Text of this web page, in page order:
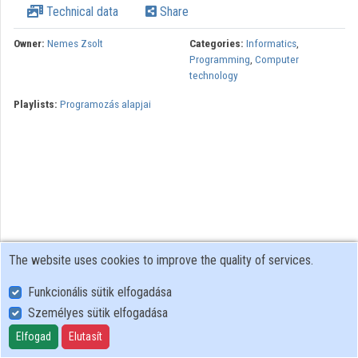
Contributors
Technical data Share
Owner: Nemes Zsolt Categories: Informatics,
Programming, Computer
technology
Playlists: Programozás alapjai
User Policy
Adatkezelési tájékoztató (en)
Cookie Policy
The website uses cookies to improve the quality of services.
Funkcionális sütik elfogadása
Személyes sütik elfogadása
Elfogad Elutasít